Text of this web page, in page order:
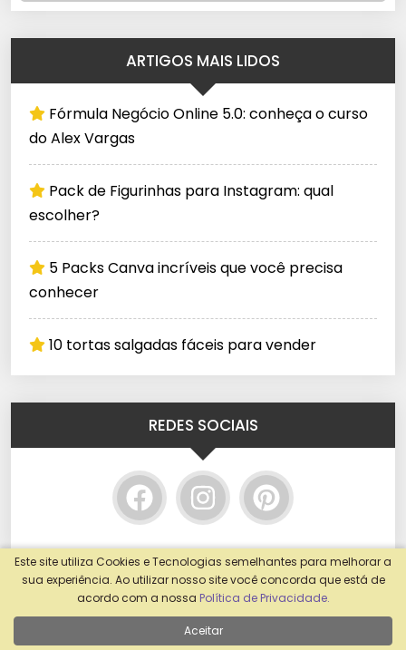
ARTIGOS MAIS LIDOS
Fórmula Negócio Online 5.0: conheça o curso
do Alex Vargas
Pack de Figurinhas para Instagram: qual
escolher?
5 Packs Canva incríveis que você precisa
conhecer
10 tortas salgadas fáceis para vender
REDES SOCIAIS
Este site utiliza Cookies e Tecnologias semelhantes para melhorar a
sua experiência. Ao utilizar nosso site você concorda que está de
acordo com a nossa Política de Privacidade.
Aceitar